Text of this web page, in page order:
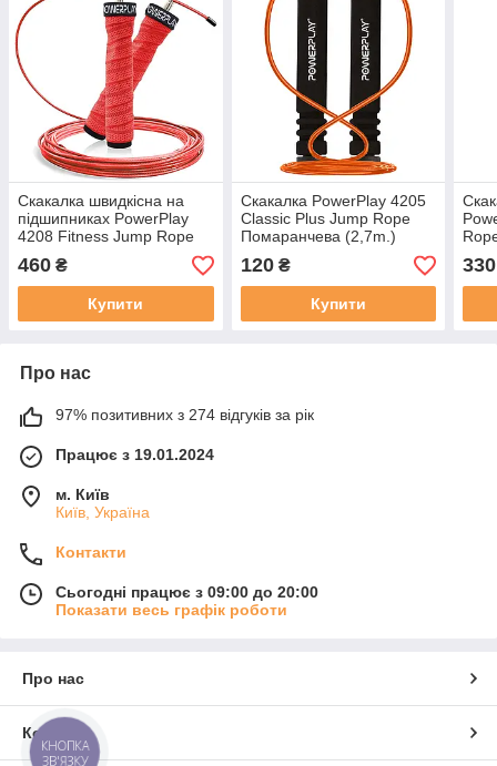
Скакалка швидкісна на
підшипниках PowerPlay
4208 Fitness Jump Rope
460 ₴
Купити
Скакалка PowerPlay 4205
Classic Plus Jump Rope
Помаранчева (2,7m.)
120₴
Купити
330
Про нас
97% позитивних з 274 відгуків за рік
Працює з 19.01.2024
м. Київ
Київ, Україна
Контакти
Сьогодні працює з 09:00 до 20:00
Показати весь графік роботи
Про нас
Контакти
КНОПКА
ЗВ'ЯЗКУ